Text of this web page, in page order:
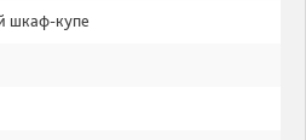
шкаф-купе